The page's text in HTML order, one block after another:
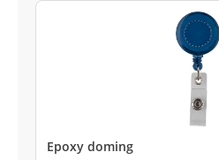
Epoxy doming